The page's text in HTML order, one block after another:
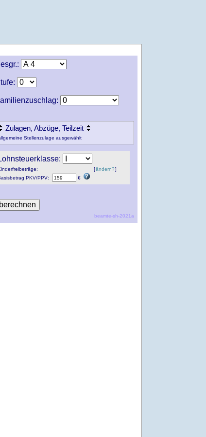
Zulagen, Abzüge, Teilzeit
Stellenzulage ausgewählt
PKV/PPV: €
[ändern?]
beamte-sh-2021a